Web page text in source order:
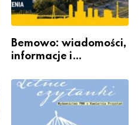
Bemowo: wiadomości,
informacje i